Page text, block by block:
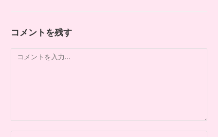
コメントを残す